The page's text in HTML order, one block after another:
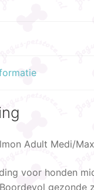
Adult Medi/
voor honden
gezonde